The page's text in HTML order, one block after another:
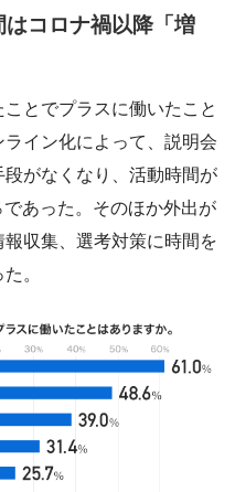
コロナ禍以降「増
とでプラスに働いたこと
イン化によって、説明会
がなくなり、活動時間が
あった。そのほか外出が
収集、選考対策に時間を
。